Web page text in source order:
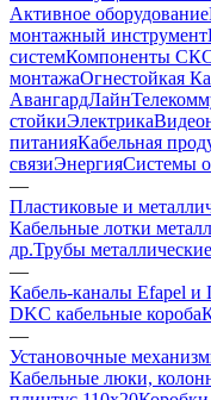
Активное оборудование
монтажный инструмент
системКомпоненты
монтажаОгнестойкая
АвангардЛайн
стойкиЭлектрика
питанияКабельная
связиЭнергияСистемы
—
Пластиковые и
Кабельные лотки
др.Трубы металлические
—
Кабель-каналы Efapel и
DKC кабельные короба
—
Установочные
Кабельные люки,